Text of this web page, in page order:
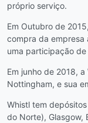
próprio serviço.
Em Outubro de
compra da empresa
uma participação de
Em junho de 2018,
Nottingham, e sua
Whistl tem
do Norte), Glasgow,